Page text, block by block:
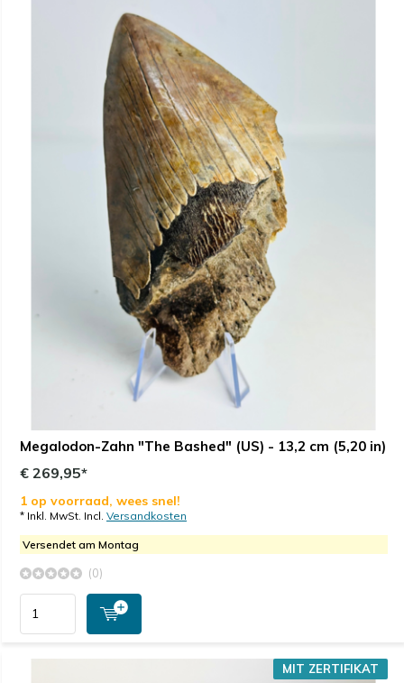
Megalodon-Zahn "The Bashed" (US) - 13,2 cm (5,20 in)
€ 269,95*
1 op voorraad, wees snel!
* Inkl. MwSt. Incl. Versandkosten
Versendet am Montag
(0)
MIT ZERTIFIKAT